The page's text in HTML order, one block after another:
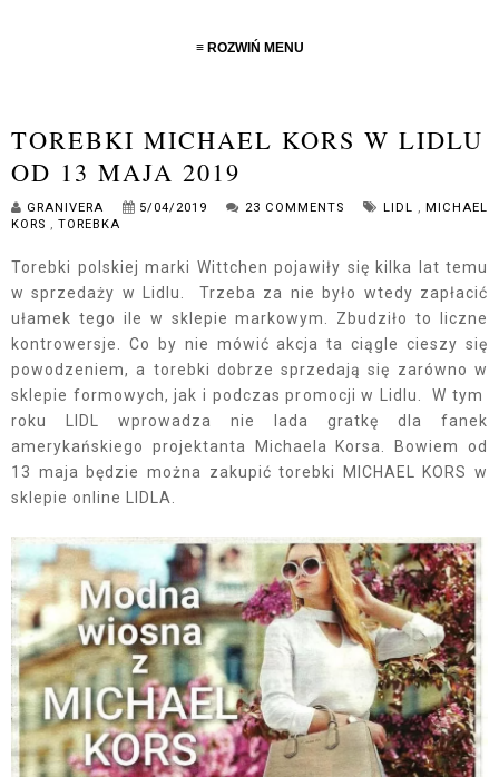
≡ ROZWIŃ MENU
TOREBKI MICHAEL KORS W LIDLU
OD 13 MAJA 2019
GRANIVERA 5/04/2019 23 COMMENTS LIDL ,MICHAEL
KORS , TOREBKA
Torebki polskiej marki Wittchen pojawiły się kilka lat temu
w sprzedaży w Lidlu. Trzeba za nie było wtedy zapłacić
ułamek tego ile w sklepie markowym. Zbudziło to liczne
kontrowersje. Co by nie mówić akcja ta ciągle cieszy się
powodzeniem, a torebki dobrze sprzedają się zarówno w
sklepie formowych, jak i podczas promocji w Lidlu. W tym
roku LIDL wprowadza nie lada gratkę dla fanek
amerykańskiego projektanta Michaela Korsa. Bowiem od
13 maja będzie można zakupić torebki MICHAEL KORS w
sklepie online LIDLA.